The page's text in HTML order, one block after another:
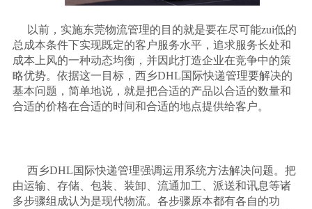
以前，实施东莞物流管理的目的就是要在尽可能zui低的
总成本条件下实现既定的客户服务水平，追求服务长处和
成本上风的一种动态均衡，并因此打造企业在竞争中的策
略优势。依据这一目标，西乡DHL国际快递管理要解决的
基本问题，简单地说，就是把合适的产品以合适的数量和
合适的价格在合适的时间和合适的地点提供给客户。
西乡DHL国际快递管理强调运用系统方法解决问题。把
由运输、存储、包装、装卸、流通加工、派送和讯息等诸
多步骤组成认为是现代物流。各步骤原本都有各自的功